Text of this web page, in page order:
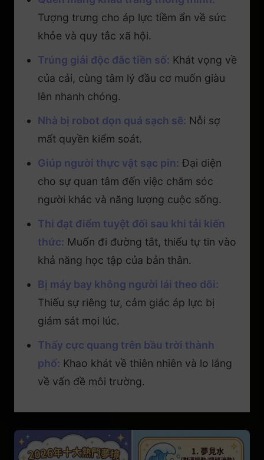
Tượng trưng cho áp lực tiềm ẩn về sức
khỏe và quy tắc xã hội.
Trúng giải độc đắc tiền số: Khát vọng về
của cải, cùng tâm lý đầu cơ muốn giàu
lên nhanh chóng.
Nhà bị robot dọn quá sạch sẽ: Nỗi sợ
mất quyền kiểm soát.
Giúp người thực vật sạc pin: Đại diện
cho sự quan tâm đến việc chăm sóc
người khác và năng lượng cuộc sống.
Thi đạt điểm tuyệt đối sau khi tải kiến
thức: Muốn đi đường tắt, thiếu tự tin vào
khả năng học tập của bản thân.
Bị máy bay không người lái theo dõi:
Thiếu sự riêng tư, cảm giác áp lực bị
giám sát mọi lúc.
Thấy cực quang trên bầu trời thành
phố: Khao khát về thiên nhiên và lo lắng
về vấn đề môi trường.